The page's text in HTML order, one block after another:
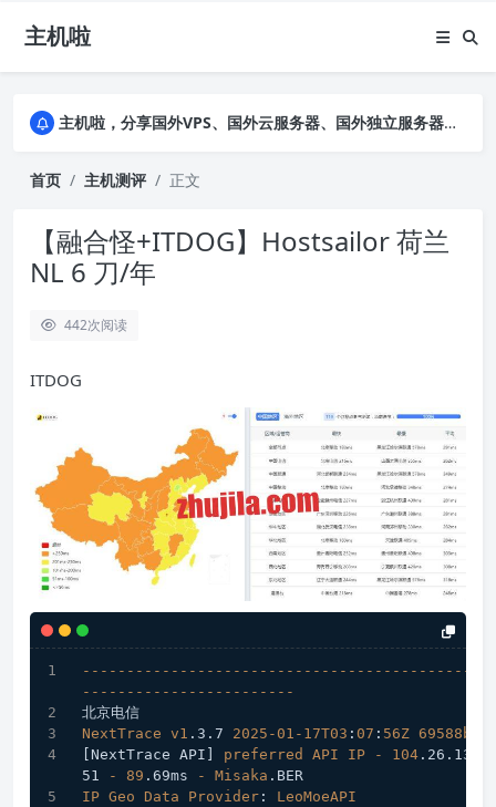
主机啦
主机啦，分享国外VPS、国外云服务器、国外独立服务器的优惠促销信息，详细实测VPS云服务器并公布真实数据，助您全面了解商家背景及售前售后
主机啦，分享国外VPS、国外云服务器、国外独立服务器的优惠促销信息，详细实测VPS云服务器并公布真实数据，助您全面了解商家背景及售前售后
首页 主机测评 正文
【融合怪+ITDOG】Hostsailor 荷兰
NL 6 刀/年
442次阅读
ITDOG
----------------------------------------------
------------------------
北京电信
NextTrace v1 .3 .7 2025-01-17T03 : 07 : 56Z 69588b0
[NextTrace API]
preferred API IP - 104 .26 .13
51
- 89 .69ms - Misaka .BER
IP Geo Data Provider : LeoMoeAPI